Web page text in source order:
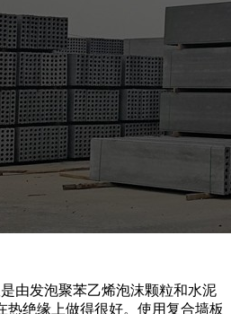
由发泡聚苯乙烯泡沫颗粒和水泥
热绝缘上做得很好。使用复合墙板